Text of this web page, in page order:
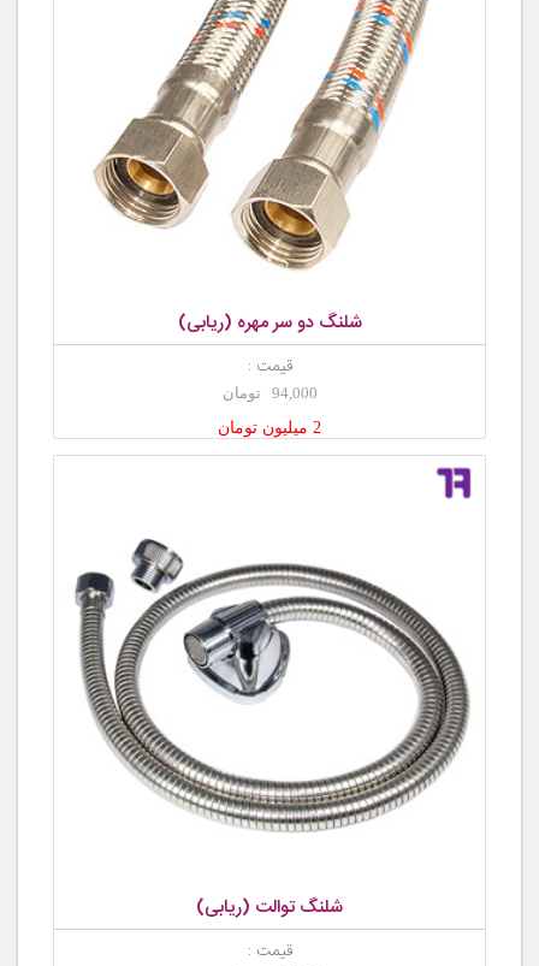
شلنگ دو سر مهره (ریابی)
قیمت :
94,000 تومان
2 میلیون تومان
شلنگ توالت (ریابی)
قیمت :